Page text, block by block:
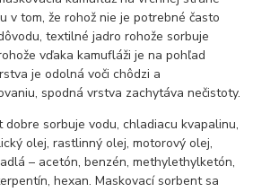
v tom, že rohož nie je potrebné často
textilné jadro rohože sorbuje
vďaka kamufláži je na pohľad
je odolná voči chôdzi a
spodná vrstva zachytáva nečistoty.
sorbuje vodu, chladiacu kvapalinu,
olej, rastlinný olej, motorový olej,
– acetón, benzén, methylethylketón,
hexan. Maskovací sorbent sa